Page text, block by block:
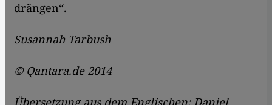
drängen“.
Susannah Tarbush
© Qantara.de 2014